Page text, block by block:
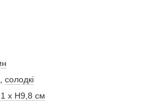
солодкі
x H9,8 см